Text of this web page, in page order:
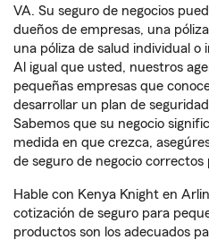
VA. Su seguro de negocios
dueños de empresas, una
una póliza de salud individual o
Al igual que usted, nuestros
pequeñas empresas que
desarrollar un plan de
Sabemos que su negocio
medida en que crezca,
de seguro de negocio correctos
Hable con Kenya Knight en
cotización de seguro para
productos son los adecuados